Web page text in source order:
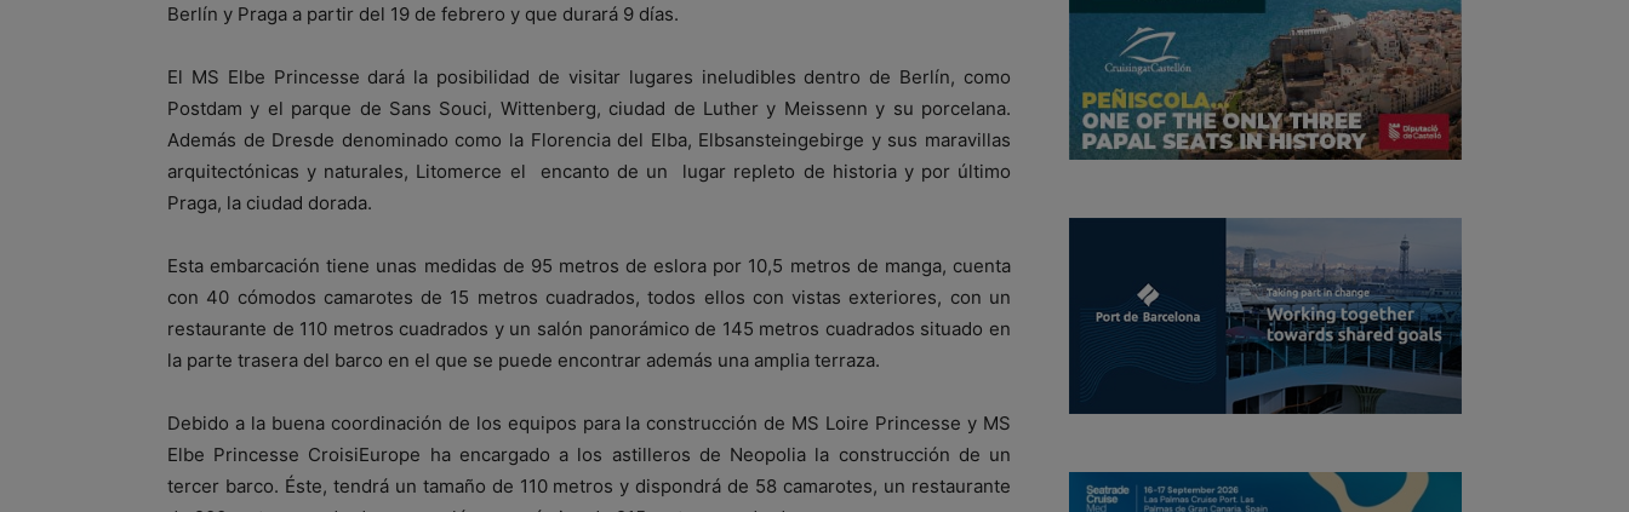
Berlín y Praga a partir del 19 de febrero y que durará 9 días.
El MS Elbe Princesse dará la posibilidad de visitar lugares ineludibles dentro de Berlín, como
Postdam y el parque de Sans Souci, Wittenberg, ciudad de Luther y Meissenn y su porcelana.
Además de Dresde denominado como la Florencia del Elba, Elbsansteingebirge y sus maravillas
arquitectónicas y naturales, Litomerce el encanto de un lugar repleto de historia y por último
Praga, la ciudad dorada.
Esta embarcación tiene unas medidas de 95 metros de eslora por 10,5 metros de manga, cuenta
con 40 cómodos camarotes de 15 metros cuadrados, todos ellos con vistas exteriores, con un
restaurante de 110 metros cuadrados y un salón panorámico de 145 metros cuadrados situado en
la parte trasera del barco en el que se puede encontrar además una amplia terraza.
Debido a la buena coordinación de los equipos para la construcción de MS Loire Princesse y MS
Elbe Princesse CroisiEurope ha encargado a los astilleros de Neopolia la construcción de un
tercer barco. Éste, tendrá un tamaño de 110 metros y dispondrá de 58 camarotes, un restaurante